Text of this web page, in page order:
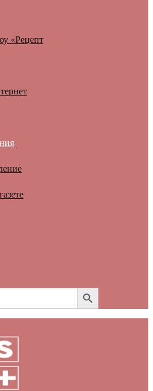
«Рецепт
Search Button